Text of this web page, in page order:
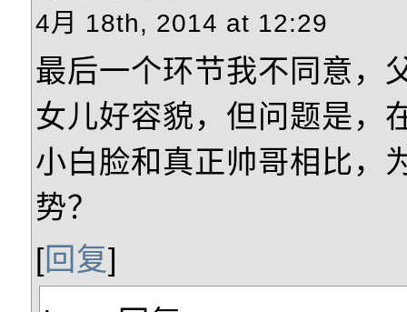
4月 18th, 2014 at 12:29
最后一个环节我不同意，
女儿好容貌，但问题是，
小白脸和真正帅哥相比，
势？
[回复]